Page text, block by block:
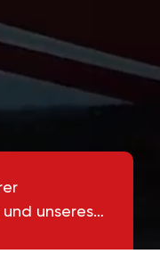
unseres